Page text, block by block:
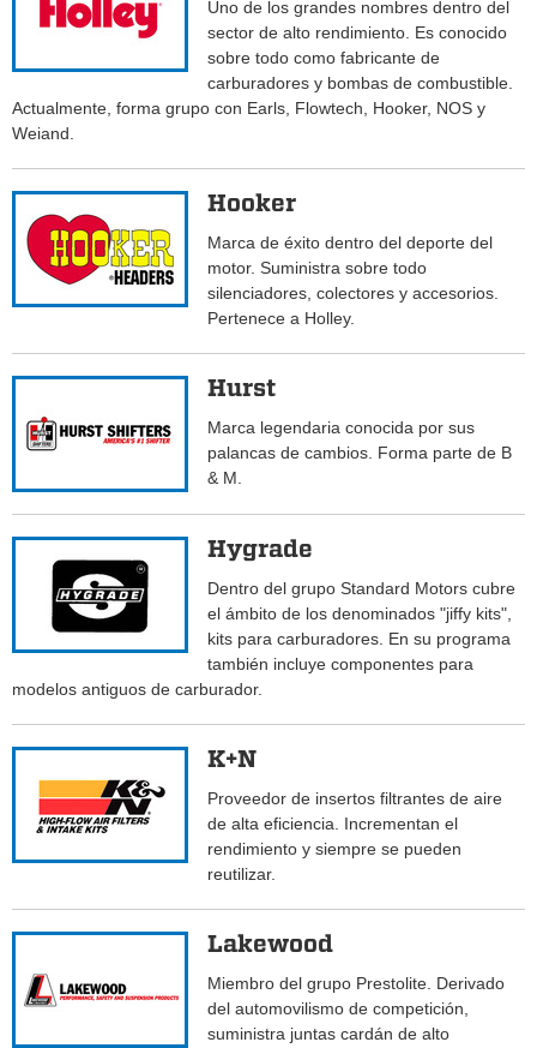
Uno de los grandes nombres dentro del
sector de alto rendimiento. Es conocido
sobre todo como fabricante de
carburadores y bombas de combustible.
Actualmente, forma grupo con Earls, Flowtech, Hooker, NOS y
Weiand.
Hooker
Marca de éxito dentro del deporte del
motor. Suministra sobre todo
silenciadores, colectores y accesorios.
Pertenece a Holley.
Hurst
Marca legendaria conocida por sus
palancas de cambios. Forma parte de B
& M.
Hygrade
Dentro del grupo Standard Motors cubre
el ámbito de los denominados "jiffy kits",
kits para carburadores. En su programa
también incluye componentes para
modelos antiguos de carburador.
K+N
Proveedor de insertos filtrantes de aire
de alta eficiencia. Incrementan el
rendimiento y siempre se pueden
reutilizar.
Lakewood
Miembro del grupo Prestolite. Derivado
del automovilismo de competición,
suministra juntas cardán de alto